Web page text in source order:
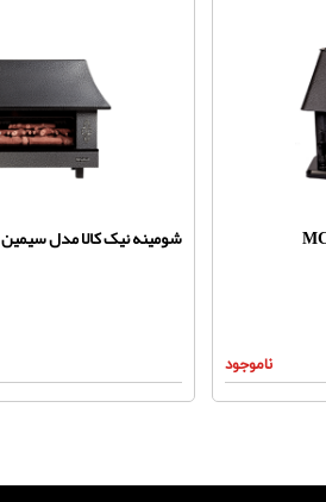
شومینه نیک کالا مدل سیمین MC26
ناموجود